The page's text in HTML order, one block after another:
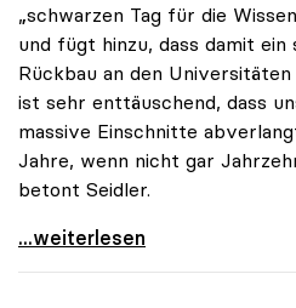
„schwarzen Tag für die
und fügt hinzu, dass damit
Rückbau an den Universitäten
ist sehr enttäuschend, dass
massive Einschnitte
Jahre, wenn nicht gar
betont Seidler.
Uniko-Präsidentin Seidler zu
...weiterlesen